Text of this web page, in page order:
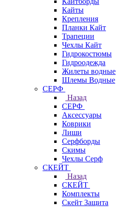
Кайты
Крепления
Планки Кайт
Трапеции
Чехлы Кайт
Гидрокостюмы
Гидроодежда
Жилеты водные
Шлемы Водные
СЕРФ
Назад
СЕРФ
Аксессуары
Коврики
Лиши
Серфборды
Скимы
Чехлы Cерф
СКЕЙТ
Назад
СКЕЙТ
Комплекты
Скейт Защита